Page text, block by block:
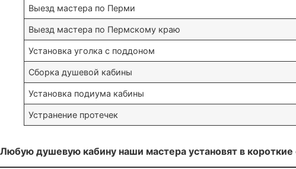
Выезд мастера по Перми
Выезд мастера по Пермскому краю
Установка уголка с поддоном
Сборка душевой кабины
Установка подиума кабины
Устранение протечек
Любую душевую кабину наши мастера установят в